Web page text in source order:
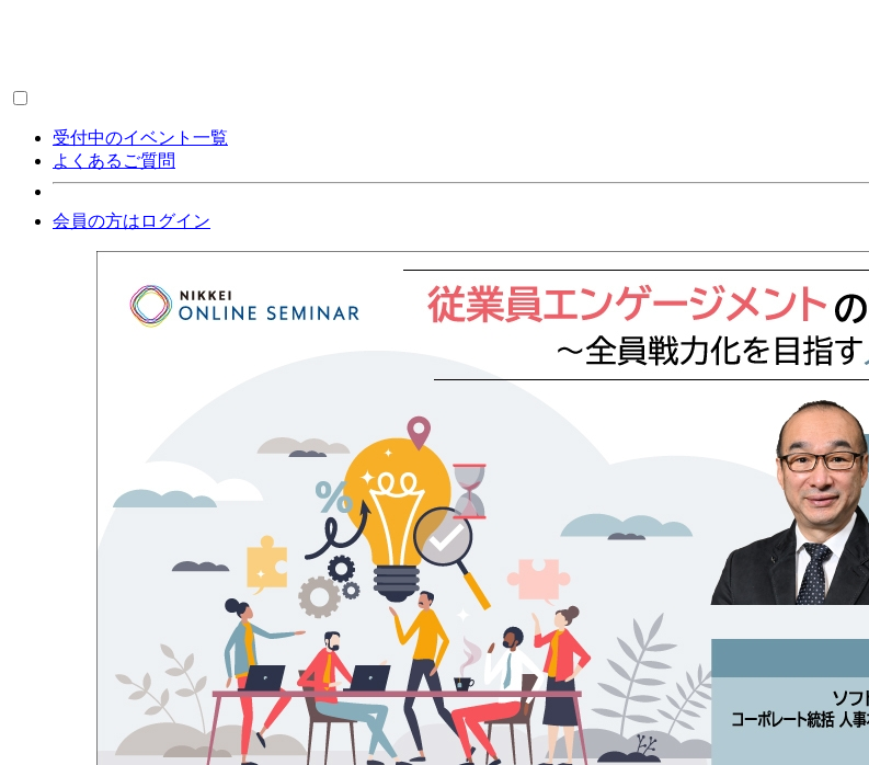
受付中のイベント一覧
よくあるご質問
会員の方はログイン